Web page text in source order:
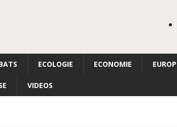
ECOLOGIE ECONOMIE
VIDEOS